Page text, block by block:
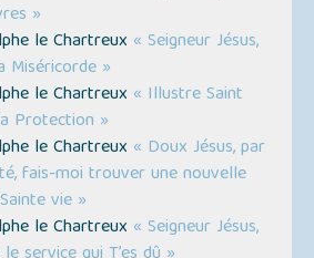
»
le Chartreux « Seigneur Jésus,
Miséricorde »
le Chartreux « Illustre Saint
Protection »
le Chartreux « Doux Jésus, par
fais-moi trouver une nouvelle
vie »
le Chartreux « Seigneur Jésus,